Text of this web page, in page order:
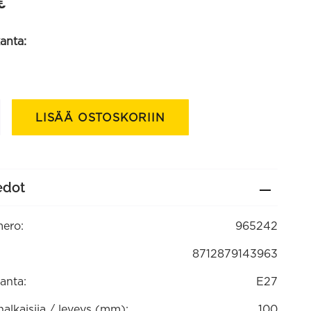
LISÄÄ OSTOSKORIIN
965242
8712879143963
E27